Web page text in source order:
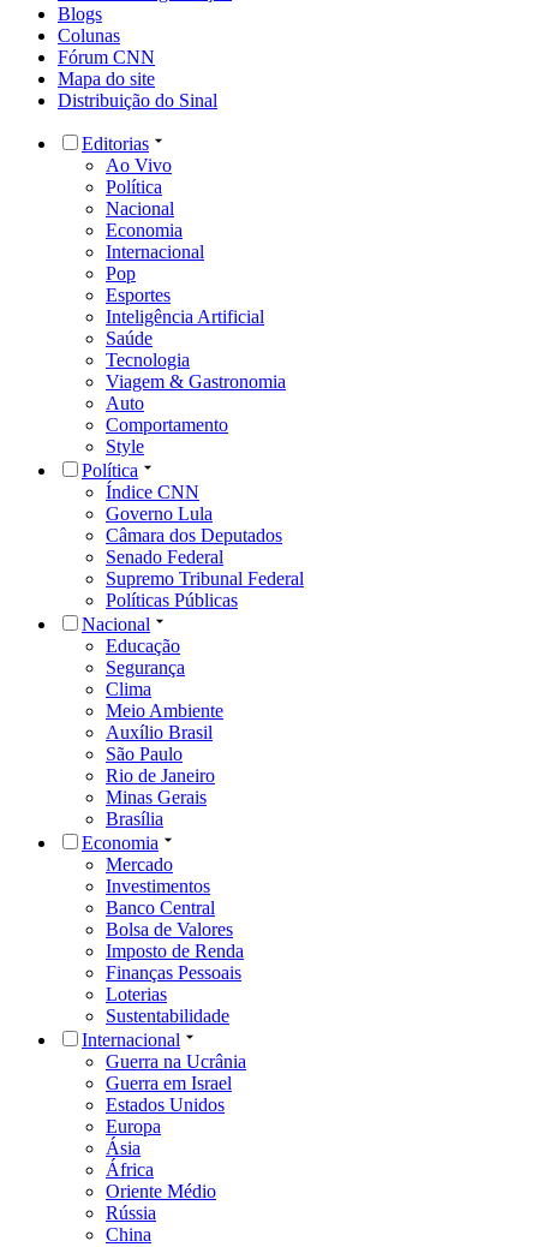
Blogs
Colunas
Fórum CNN
Mapa do site
Distribuição do Sinal
Editorias
Ao Vivo
Política
Nacional
Economia
Internacional
Pop
Esportes
Inteligência Artificial
Saúde
Tecnologia
Viagem & Gastronomia
Auto
Comportamento
Style
Política
Índice CNN
Governo Lula
Câmara dos Deputados
Senado Federal
Supremo Tribunal Federal
Políticas Públicas
Nacional
Educação
Segurança
Clima
Meio Ambiente
Auxílio Brasil
São Paulo
Rio de Janeiro
Minas Gerais
Brasília
Economia
Mercado
Investimentos
Banco Central
Bolsa de Valores
Imposto de Renda
Finanças Pessoais
Loterias
Sustentabilidade
Internacional
Guerra na Ucrânia
Guerra em Israel
Estados Unidos
Europa
Ásia
África
Oriente Médio
Rússia
China